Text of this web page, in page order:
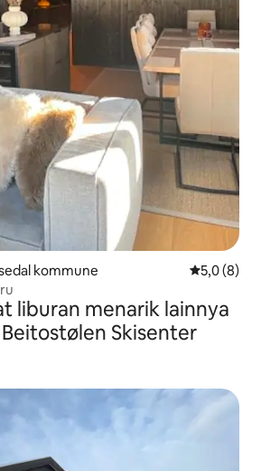
kommune Nilai rata-
5,0 (8)
liburan menarik lainnya
Skisenter